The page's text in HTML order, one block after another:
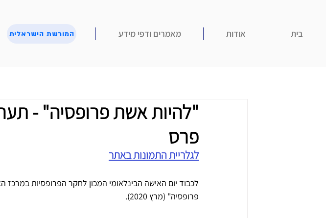
המורשת הישראלית בית אודות מאמרים ודפי מידע
"להיות אשת פרופסיה" -
פרס
לגלריית התמונות באתר
לכבוד יום האישה הבינלאומי המכון לחקר הפרופסיות
פרופסיה" (מרץ 2020).